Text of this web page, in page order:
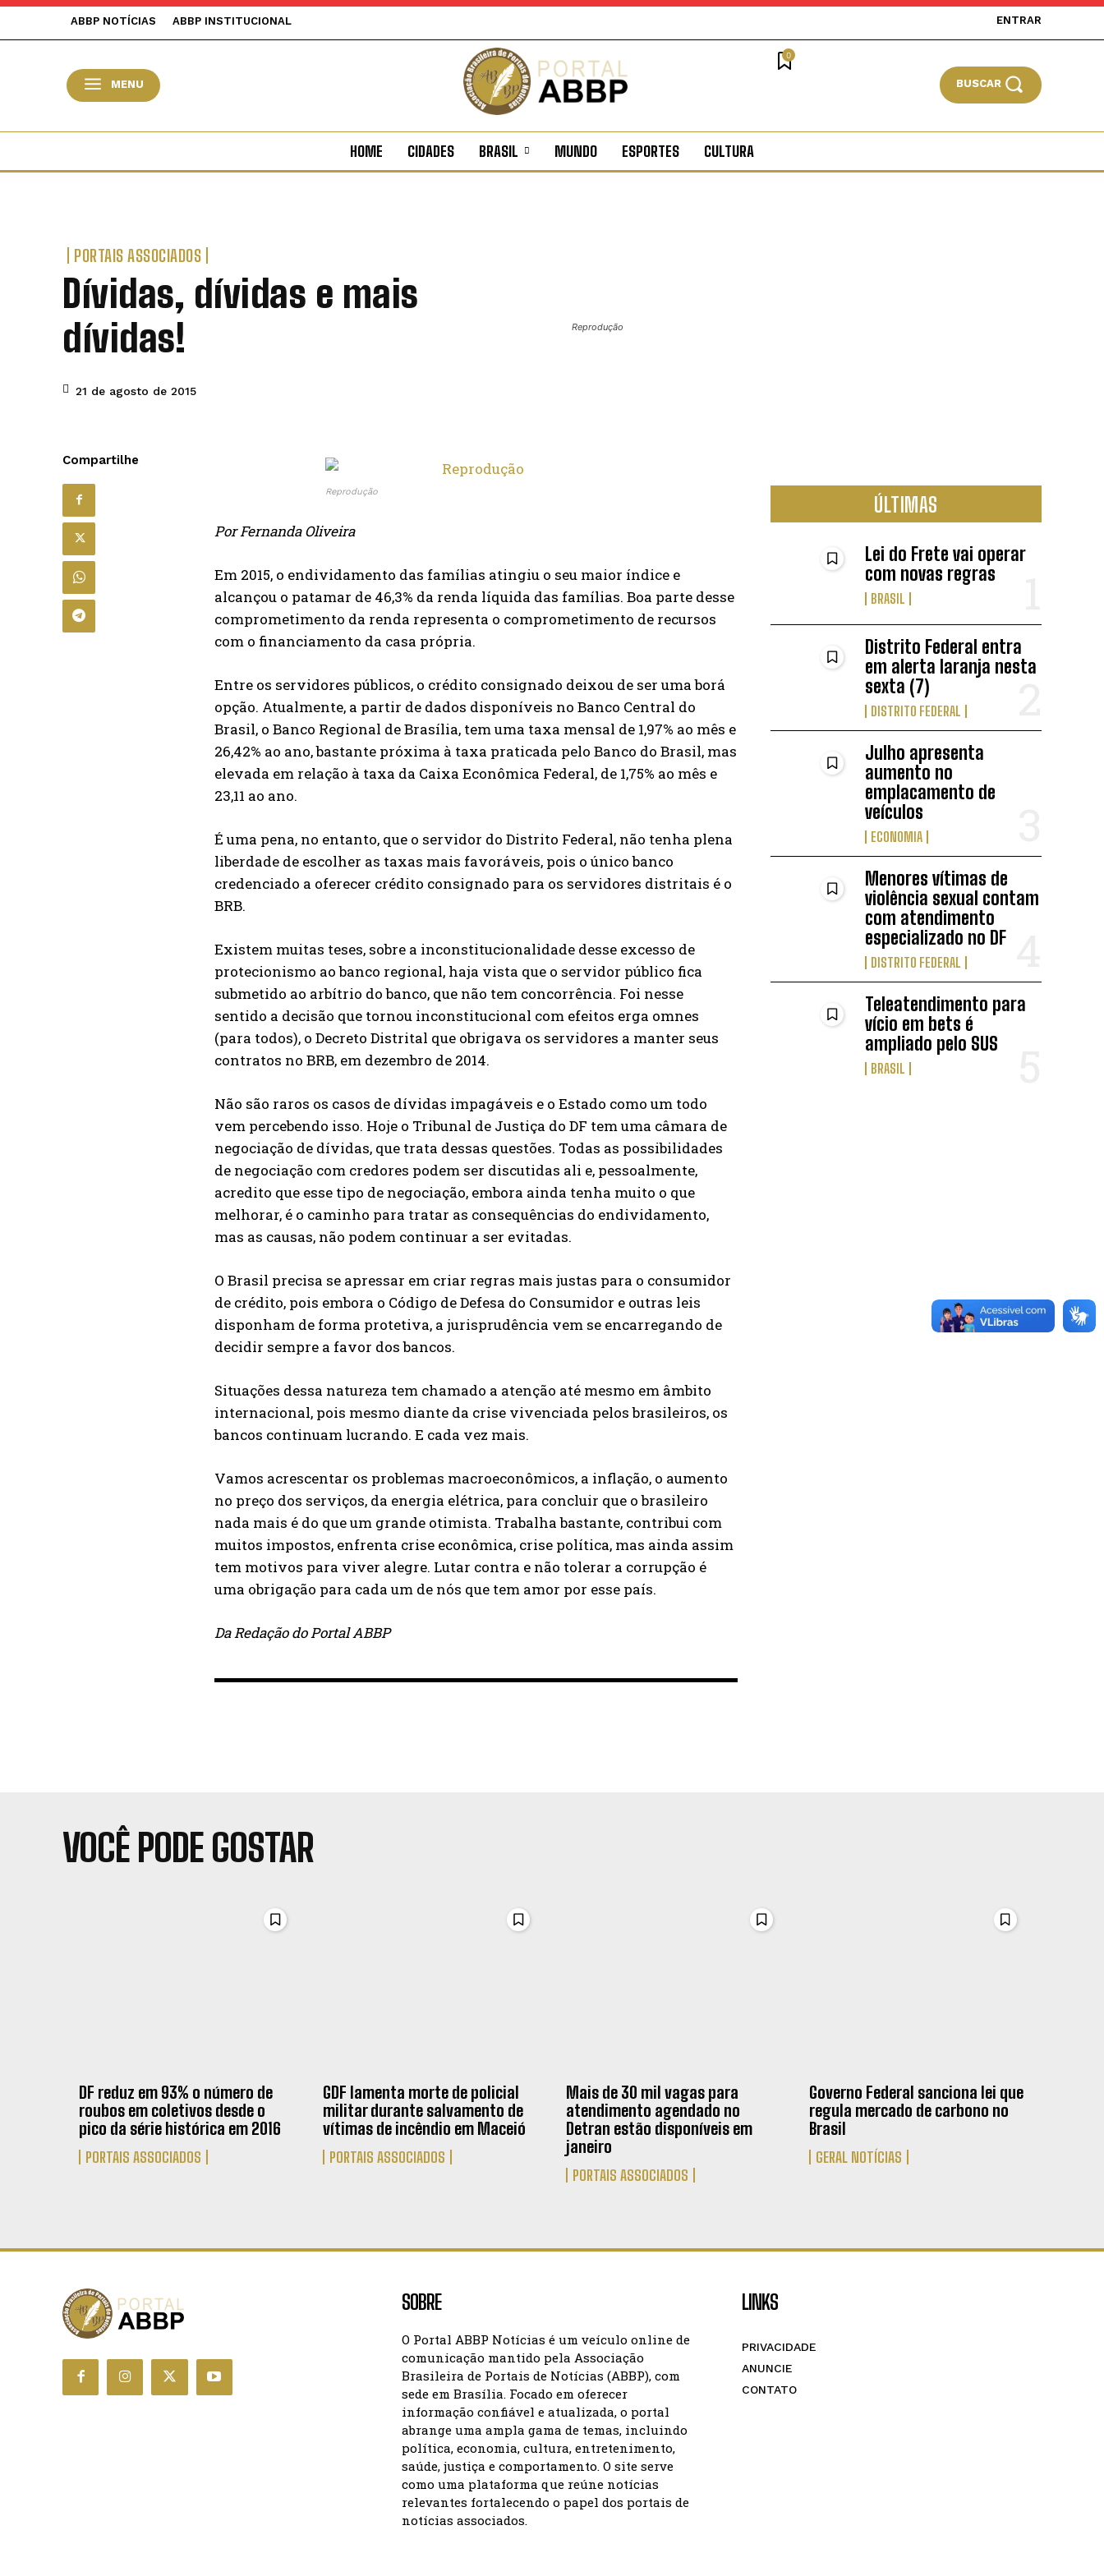
ABBP NOTÍCIAS ABBP INSTITUCIONAL ENTRAR
MENU
0
BUSCAR
HOME CIDADES BRASIL MUNDO ESPORTES CULTURA
PORTAIS ASSOCIADOS
Dívidas, dívidas e mais
dívidas!
21 de agosto de 2015
Reprodução
Compartilhe
Reprodução
Por Fernanda Oliveira
Em 2015, o endividamento das famílias atingiu o seu maior índice e
alcançou o patamar de 46,3% da renda líquida das famílias. Boa parte desse
comprometimento da renda representa o comprometimento de recursos
com o financiamento da casa própria.
Entre os servidores públicos, o crédito consignado deixou de ser uma borá
opção. Atualmente, a partir de dados disponíveis no Banco Central do
Brasil, o Banco Regional de Brasília, tem uma taxa mensal de 1,97% ao mês e
26,42% ao ano, bastante próxima à taxa praticada pelo Banco do Brasil, mas
elevada em relação à taxa da Caixa Econômica Federal, de 1,75% ao mês e
23,11 ao ano.
É uma pena, no entanto, que o servidor do Distrito Federal, não tenha plena
liberdade de escolher as taxas mais favoráveis, pois o único banco
credenciado a oferecer crédito consignado para os servidores distritais é o
BRB.
Existem muitas teses, sobre a inconstitucionalidade desse excesso de
protecionismo ao banco regional, haja vista que o servidor público fica
submetido ao arbítrio do banco, que não tem concorrência. Foi nesse
sentido a decisão que tornou inconstitucional com efeitos erga omnes
(para todos), o Decreto Distrital que obrigava os servidores a manter seus
contratos no BRB, em dezembro de 2014.
Não são raros os casos de dívidas impagáveis e o Estado como um todo
vem percebendo isso. Hoje o Tribunal de Justiça do DF tem uma câmara de
negociação de dívidas, que trata dessas questões. Todas as possibilidades
de negociação com credores podem ser discutidas ali e, pessoalmente,
acredito que esse tipo de negociação, embora ainda tenha muito o que
melhorar, é o caminho para tratar as consequências do endividamento,
mas as causas, não podem continuar a ser evitadas.
O Brasil precisa se apressar em criar regras mais justas para o consumidor
de crédito, pois embora o Código de Defesa do Consumidor e outras leis
disponham de forma protetiva, a jurisprudência vem se encarregando de
decidir sempre a favor dos bancos.
Situações dessa natureza tem chamado a atenção até mesmo em âmbito
internacional, pois mesmo diante da crise vivenciada pelos brasileiros, os
bancos continuam lucrando. E cada vez mais.
Vamos acrescentar os problemas macroeconômicos, a inflação, o aumento
no preço dos serviços, da energia elétrica, para concluir que o brasileiro
nada mais é do que um grande otimista. Trabalha bastante, contribui com
muitos impostos, enfrenta crise econômica, crise política, mas ainda assim
tem motivos para viver alegre. Lutar contra e não tolerar a corrupção é
uma obrigação para cada um de nós que tem amor por esse país.
Da Redação do Portal ABBP
ÚLTIMAS
Lei do Frete vai operar
com novas regras
BRASIL
Distrito Federal entra
em alerta laranja nesta
sexta (7)
DISTRITO FEDERAL
Julho apresenta
aumento no
emplacamento de
veículos
ECONOMIA
Menores vítimas de
violência sexual contam
com atendimento
especializado no DF
DISTRITO FEDERAL
Teleatendimento para
vício em bets é
ampliado pelo SUS
BRASIL
VOCÊ PODE GOSTAR
DF reduz em 93% o número de
roubos em coletivos desde o
pico da série histórica em 2016
PORTAIS ASSOCIADOS
GDF lamenta morte de policial
militar durante salvamento de
vítimas de incêndio em Maceió
PORTAIS ASSOCIADOS
Mais de 30 mil vagas para
atendimento agendado no
Detran estão disponíveis em
janeiro
PORTAIS ASSOCIADOS
Governo Federal sanciona lei que
regula mercado de carbono no
Brasil
GERAL NOTÍCIAS
SOBRE
O Portal ABBP Notícias é um veículo online de
comunicação mantido pela Associação
Brasileira de Portais de Notícias (ABBP), com
sede em Brasília. Focado em oferecer
informação confiável e atualizada, o portal
abrange uma ampla gama de temas, incluindo
política, economia, cultura, entretenimento,
saúde, justiça e comportamento. O site serve
como uma plataforma que reúne notícias
relevantes fortalecendo o papel dos portais de
notícias associados.
LINKS
PRIVACIDADE
ANUNCIE
CONTATO